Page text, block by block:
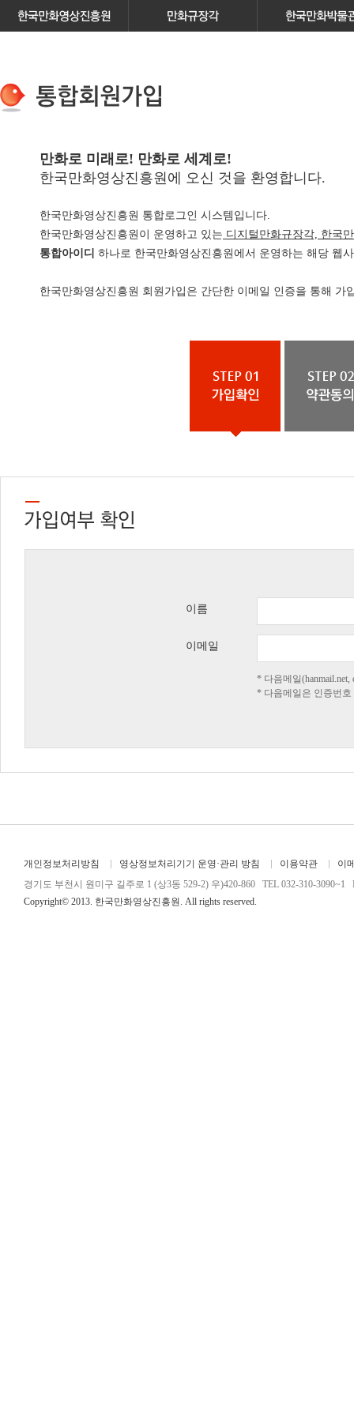
만화로 미래로! 만화로 세계로!
한국만화영상진흥원에 오신 것을 환영합니다.
한국만화영상진흥원 통합로그인 시스템입니다.
한국만화영상진흥원이 운영하고 있는 디지털만화규장각, 한국
통합아이디 하나로 한국만화영상진흥원에서 운영하는 해당 웹
한국만화영상진흥원 회원가입은 간단한 이메일 인증을 통해 가
이름
이메일
* 다음메일
* 다음메일은 인증번
개인정보처리방침 영상정보처리기기 운영·관리 방침 이용약관
이
경기도 부천시 원미구 길주로 1 (상3동 529-2) 우)420-860 TEL 032-310-3090~1
Copyright© 2013. 한국만화영상진흥원. All rights reserved.